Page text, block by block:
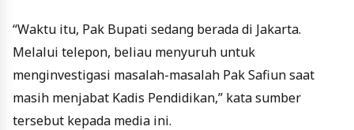
“Waktu itu, Pak Bupati sedang berada di Jakarta.
Melalui telepon, beliau menyuruh untuk
menginvestigasi masalah-masalah Pak Safiun saat
masih menjabat Kadis Pendidikan,” kata sumber
tersebut kepada media ini.